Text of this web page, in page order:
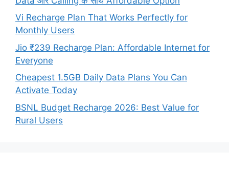
Vi Recharge Plan That Works Perfectly for
Monthly Users
Jio ₹239 Recharge Plan: Affordable Internet for
Everyone
Cheapest 1.5GB Daily Data Plans You Can
Activate Today
BSNL Budget Recharge 2026: Best Value for
Rural Users